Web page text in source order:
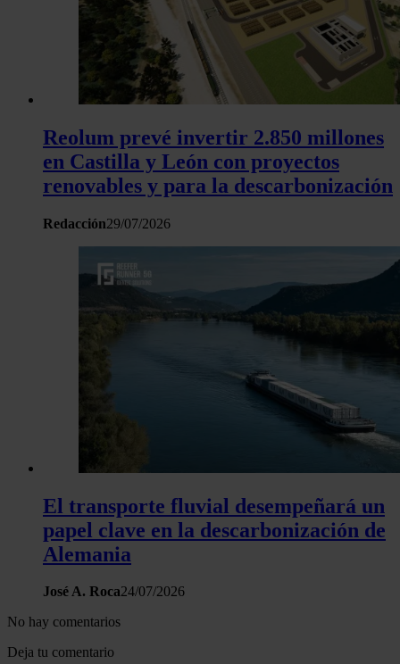
Reolum prevé invertir 2.850 millones
en Castilla y León con proyectos
renovables y para la descarbonización
Redacción29/07/2026
El transporte fluvial desempeñará un
papel clave en la descarbonización de
Alemania
José A. Roca24/07/2026
No hay comentarios
Deja tu comentario